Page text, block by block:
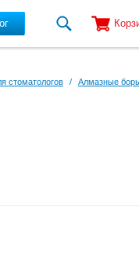
стоматологов / Алмазные